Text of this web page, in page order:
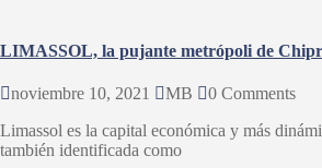
LIMASSOL, la pujante metrópoli de
noviembre 10, 2021 MB
0 Comments
Limassol es la capital económica y más
también identificada como